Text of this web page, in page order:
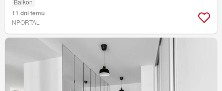
11 dni temu
NPORTAL